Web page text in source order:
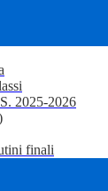
2025-2026
finali